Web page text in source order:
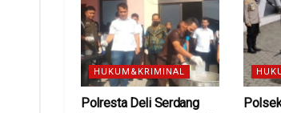
HUKUM&KRIMINAL
Polresta Deli Serdang